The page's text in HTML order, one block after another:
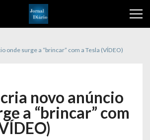
onde surge a “brincar” com a Tesla (VÍDEO)
novo anúncio
a “brincar” com